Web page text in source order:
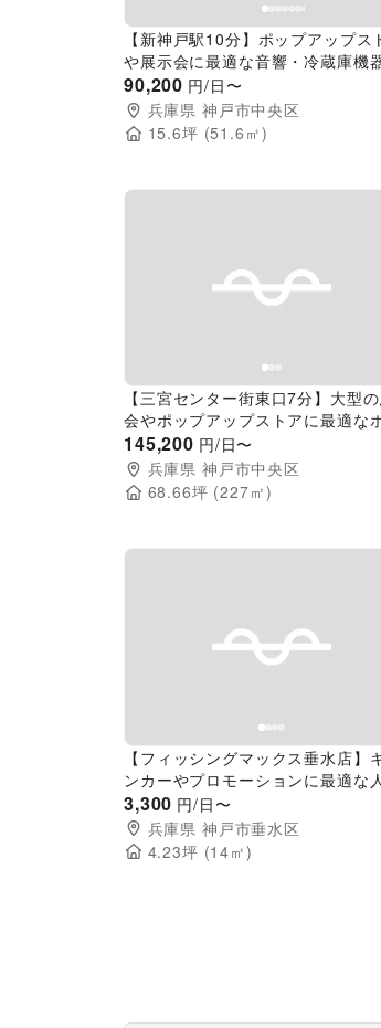
【新神戸駅10分】ポップアップス
や展示会に最適な音響・冷蔵庫機
った花屋へ移設のイベントスペース
90,200 円/日〜
兵庫県 神戸市中央区
15.6坪 (51.6 ㎡)
Previous slide
【三宮センター街東口7分】大型
会やポップアップストアに最適な
内にあるラグジュアリーな雰囲気の
タルスペース
145,200 円/日〜
兵庫県 神戸市中央区
68.66坪 (227㎡)
Previous slide
【フィッシングマックス垂水店】
ンカーやプロモーションに最適な
の多い駐車場のスペース
3,300 円/日〜
兵庫県 神戸市垂水区
4.23坪 (14㎡)